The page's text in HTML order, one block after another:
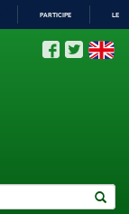
PARTICIPE